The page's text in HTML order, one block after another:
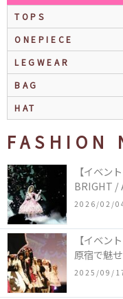
TOPS
ONEPIECE
LEGWEAR
BAG
HAT
FASHION
【イベン
BRIGHT /
2026/02/
【イベン
原宿で魅
2025/09/